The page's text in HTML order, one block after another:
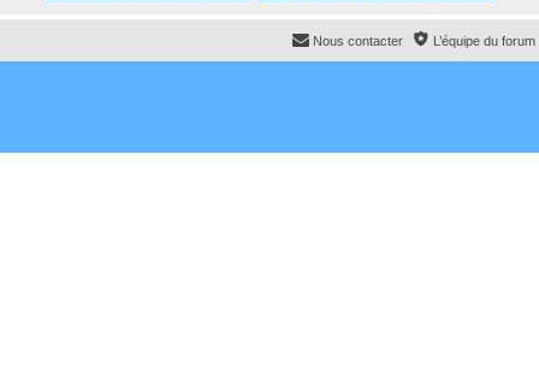
L’équipe du forum
Nous contacter